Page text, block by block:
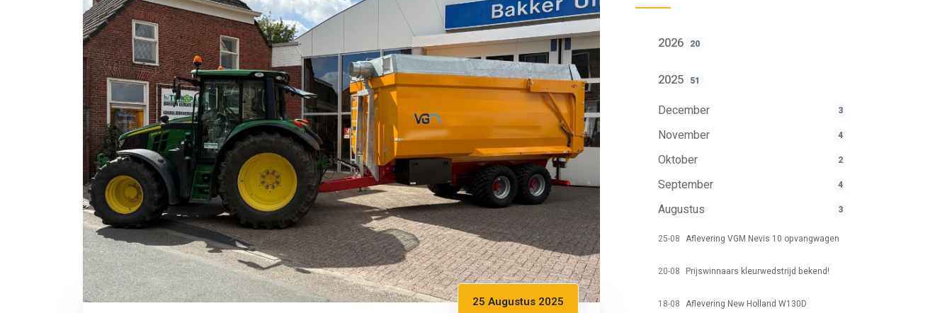
25 Augustus 2025
2026 20
2025 51
December 3
November 4
Oktober 2
September 4
Augustus 3
25-08 Aflevering VGM Nevis 10 opvangwagen
20-08 Prijswinnaars kleurwedstrijd bekend!
18-08 Aflevering New Holland W130D